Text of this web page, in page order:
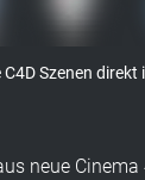
Szenen
neue